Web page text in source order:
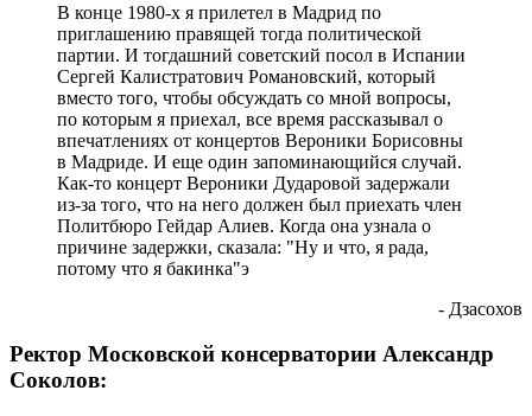
В конце 1980-х я прилетел в Мадрид по
приглашению правящей тогда политической
партии. И тогдашний советский посол в Испании
Сергей Калистратович Романовский, который
вместо того, чтобы обсуждать со мной вопросы,
по которым я приехал, все время рассказывал о
впечатлениях от концертов Вероники Борисовны
в Мадриде. И еще один запоминающийся случай.
Как-то концерт Вероники Дударовой задержали
из-за того, что на него должен был приехать член
Политбюро Гейдар Алиев. Когда она узнала о
причине задержки, сказала: "Ну и что, я рада,
потому что я бакинка"э
- Дзасохов
Ректор Московской консерватории Александр
Соколов: